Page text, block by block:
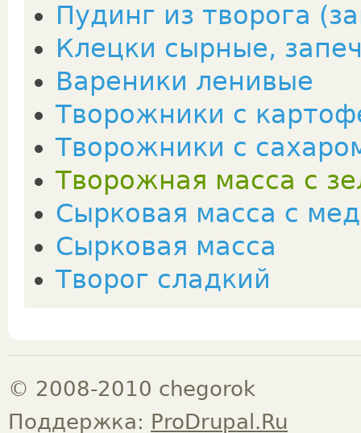
Пудинг из творога
Клецки сырные,
Вареники ленивые
Творожники с
Творожники с
Творожная масса с
Сырковая масса с
Сырковая масса
Творог сладкий
© 2008-2010 chegorok
Поддержка: ProDrupal.Ru